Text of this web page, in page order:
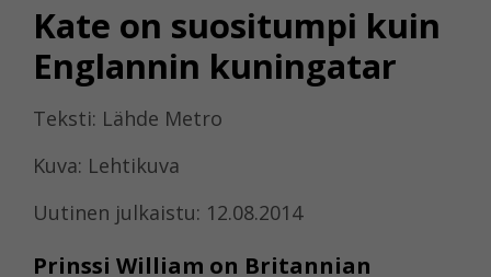
Kate on suositumpi kuin
Englannin kuningatar
Teksti: Lähde Metro
Kuva: Lehtikuva
Uutinen julkaistu: 12.08.2014
Prinssi William on Britannian